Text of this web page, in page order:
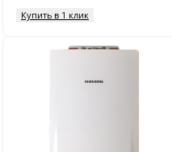
Купить в 1 клик